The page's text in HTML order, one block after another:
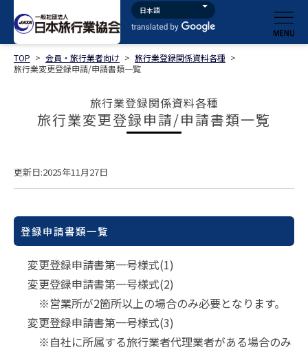
TOP > 会員・旅行業者向け > 旅行業登録関係資料各種 >
旅行業変更登録申請/申請書類一覧
旅行業登録関係資料各種
旅行業変更登録申請/申請書類一覧
更新日:2025年11月27日
登録申請書類一覧
変更登録申請書第一号様式(1)
変更登録申請書第一号様式(2)
※営業所が2箇所以上の場合のみ必要となります。
変更登録申請書第一号様式(3)
※自社に所属する旅行業者代理業者がある場合のみ